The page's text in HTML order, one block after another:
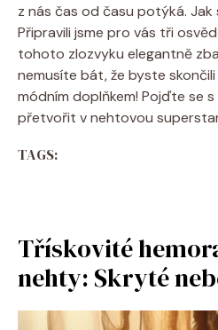
z nás čas od času potýká.
Připravili jsme pro vás tři
tohoto zlozvyku elegantně
nemusíte bát, že byste
módním doplňkem! Pojďte se
přetvořit v nehtovou
TAGS:
Třískovité
nehty: Skryté